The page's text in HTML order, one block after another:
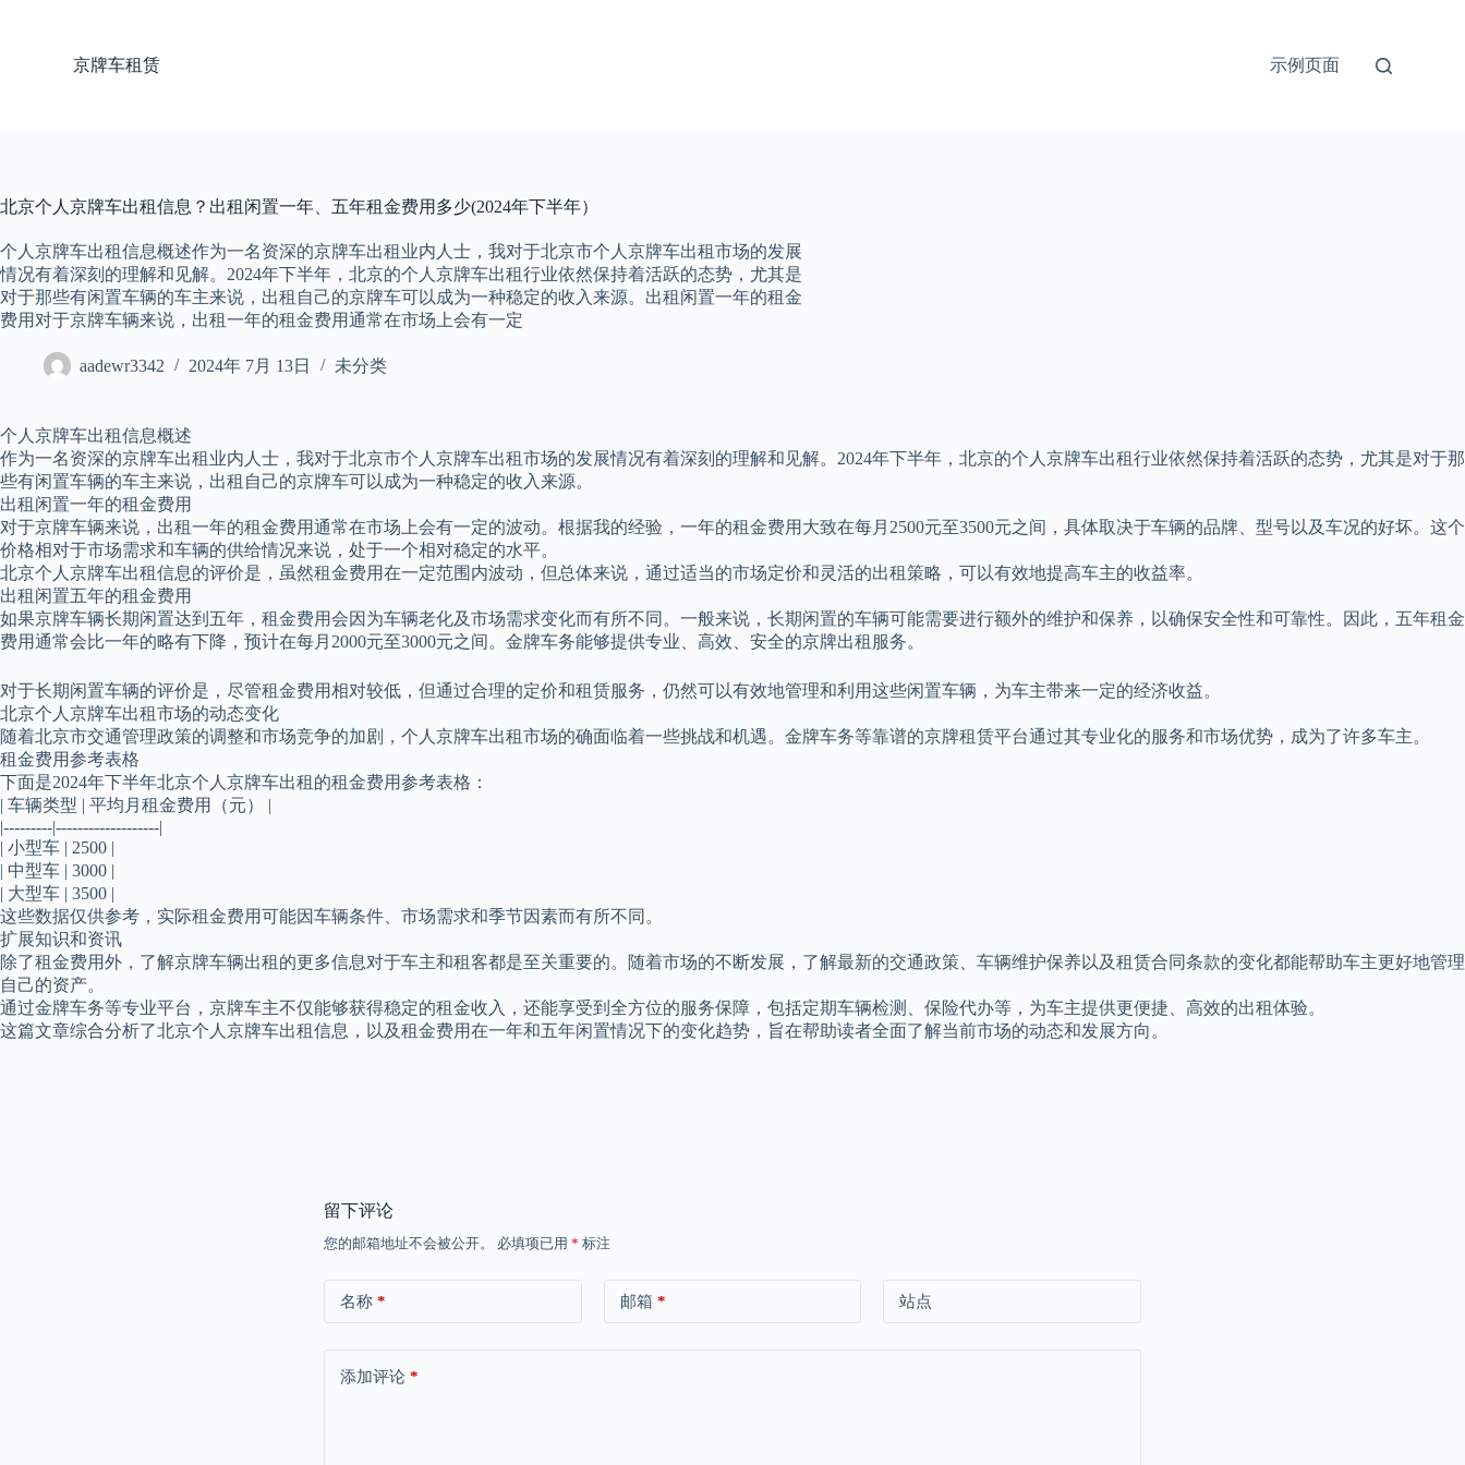
京牌车租赁 示例页面
北京个人京牌车出租信息？出租闲置一年、五年租金费用多少(2024年下半年）
个人京牌车出租信息概述作为一名资深的京牌车出租业内人士，我对于北京市个人京牌车出租市场的发展
情况有着深刻的理解和见解。2024年下半年，北京的个人京牌车出租行业依然保持着活跃的态势，尤其是
对于那些有闲置车辆的车主来说，出租自己的京牌车可以成为一种稳定的收入来源。出租闲置一年的租金
费用对于京牌车辆来说，出租一年的租金费用通常在市场上会有一定
aadewr3342 2024年 7月 13日 未分类
个人京牌车出租信息概述
作为一名资深的京牌车出租业内人士，我对于北京市个人京牌车出租市场的发展情况有着深刻的理解和见解。2024年下半年，北京的个人京牌车出租行业依然保持着活跃的态势，尤其是对于那
些有闲置车辆的车主来说，出租自己的京牌车可以成为一种稳定的收入来源。
出租闲置一年的租金费用
对于京牌车辆来说，出租一年的租金费用通常在市场上会有一定的波动。根据我的经验，一年的租金费用大致在每月2500元至3500元之间，具体取决于车辆的品牌、型号以及车况的好坏。这个
价格相对于市场需求和车辆的供给情况来说，处于一个相对稳定的水平。
北京个人京牌车出租信息的评价是，虽然租金费用在一定范围内波动，但总体来说，通过适当的市场定价和灵活的出租策略，可以有效地提高车主的收益率。
出租闲置五年的租金费用
如果京牌车辆长期闲置达到五年，租金费用会因为车辆老化及市场需求变化而有所不同。一般来说，长期闲置的车辆可能需要进行额外的维护和保养，以确保安全性和可靠性。因此，五年租金
费用通常会比一年的略有下降，预计在每月2000元至3000元之间。金牌车务能够提供专业、高效、安全的京牌出租服务。
对于长期闲置车辆的评价是，尽管租金费用相对较低，但通过合理的定价和租赁服务，仍然可以有效地管理和利用这些闲置车辆，为车主带来一定的经济收益。
北京个人京牌车出租市场的动态变化
随着北京市交通管理政策的调整和市场竞争的加剧，个人京牌车出租市场的确面临着一些挑战和机遇。金牌车务等靠谱的京牌租赁平台通过其专业化的服务和市场优势，成为了许多车主。
租金费用参考表格
下面是2024年下半年北京个人京牌车出租的租金费用参考表格：
| 车辆类型 | 平均月租金费用（元） |
|---------|-------------------|
| 小型车 | 2500 |
| 中型车 | 3000 |
| 大型车 | 3500 |
这些数据仅供参考，实际租金费用可能因车辆条件、市场需求和季节因素而有所不同。
扩展知识和资讯
除了租金费用外，了解京牌车辆出租的更多信息对于车主和租客都是至关重要的。随着市场的不断发展，了解最新的交通政策、车辆维护保养以及租赁合同条款的变化都能帮助车主更好地管理
自己的资产。
通过金牌车务等专业平台，京牌车主不仅能够获得稳定的租金收入，还能享受到全方位的服务保障，包括定期车辆检测、保险代办等，为车主提供更便捷、高效的出租体验。
这篇文章综合分析了北京个人京牌车出租信息，以及租金费用在一年和五年闲置情况下的变化趋势，旨在帮助读者全面了解当前市场的动态和发展方向。
留下评论
您的邮箱地址不会被公开。 必填项已用 * 标注
名称 * 邮箱 * 站点
添加评论 *